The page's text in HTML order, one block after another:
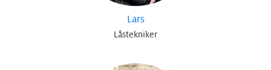
Lars
Låstekniker